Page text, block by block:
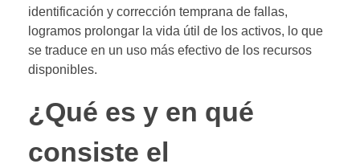
identificación y corrección temprana de fallas,
logramos prolongar la vida útil de los activos, lo que
se traduce en un uso más efectivo de los recursos
disponibles.
¿Qué es y en qué
consiste el